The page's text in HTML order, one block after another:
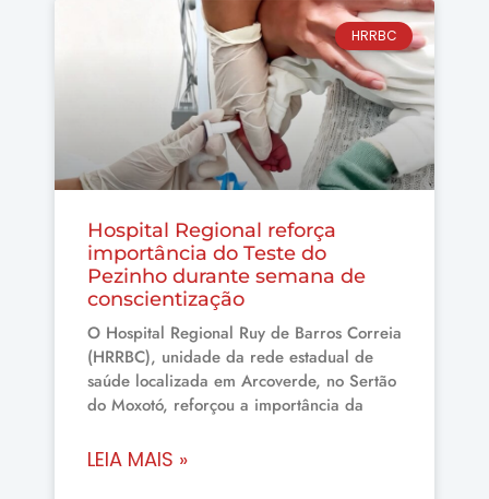
HRRBC
Hospital Regional reforça
importância do Teste do
Pezinho durante semana de
conscientização
O Hospital Regional Ruy de Barros Correia
(HRRBC), unidade da rede estadual de
saúde localizada em Arcoverde, no Sertão
do Moxotó, reforçou a importância da
LEIA MAIS »